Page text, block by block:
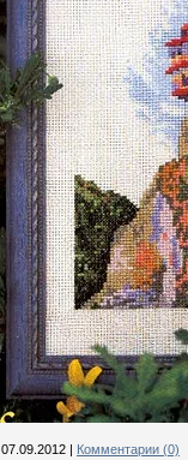
07.09.2012 | Комментарии (0)